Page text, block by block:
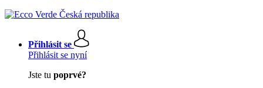
Přihlásit se
Přihlásit se nyní
Jste tu poprvé?